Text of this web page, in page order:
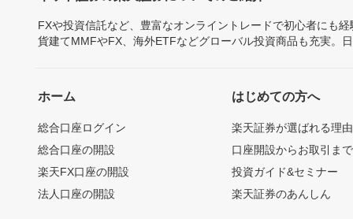
FXや投資信託など、豊富なオンライントレードで初心者にも
貨建てMMFやFX、海外ETFなどグローバル投資商品も充実。
ホーム
総合口座ログイン
総合口座の開設
楽天FX口座の開設
法人口座の開設
はじめての方へ
楽天証券が選ばれる理由
口座開設からお取引ま
投資ガイド&セミナー
楽天証券のあんしん